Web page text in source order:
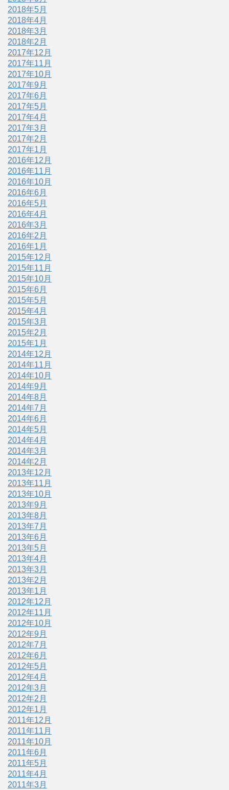
2018年5月
2018年4月
2018年3月
2018年2月
2017年12月
2017年11月
2017年10月
2017年9月
2017年6月
2017年5月
2017年4月
2017年3月
2017年2月
2017年1月
2016年12月
2016年11月
2016年10月
2016年6月
2016年5月
2016年4月
2016年3月
2016年2月
2016年1月
2015年12月
2015年11月
2015年10月
2015年6月
2015年5月
2015年4月
2015年3月
2015年2月
2015年1月
2014年12月
2014年11月
2014年10月
2014年9月
2014年8月
2014年7月
2014年6月
2014年5月
2014年4月
2014年3月
2014年2月
2013年12月
2013年11月
2013年10月
2013年9月
2013年8月
2013年7月
2013年6月
2013年5月
2013年4月
2013年3月
2013年2月
2013年1月
2012年12月
2012年11月
2012年10月
2012年9月
2012年7月
2012年6月
2012年5月
2012年4月
2012年3月
2012年2月
2012年1月
2011年12月
2011年11月
2011年10月
2011年6月
2011年5月
2011年4月
2011年3月